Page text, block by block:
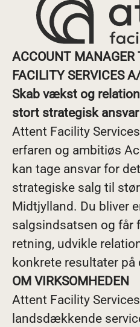
ACCOUNT MANAGER
FACILITY SERVICES
Skab vækst og
stort strategisk ansvar
Attent Facility
erfaren og ambitiøs
kan tage ansvar for
strategiske salg til
Midtjylland. Du bliver
salgsindsatsen og
retning, udvikle
konkrete resultater på
OM VIRKSOMHEDEN
Attent Facility
landsdækkende